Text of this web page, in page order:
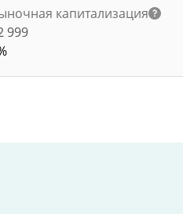
капитализация
999